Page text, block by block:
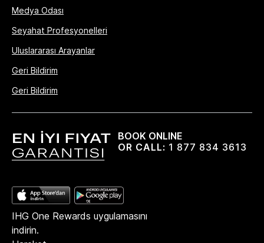
Medya Odası
Seyahat Profesyonelleri
Uluslararası Arayanlar
Geri Bildirim
Geri Bildirim
BOOK ONLINE
OR CALL: 1 877 834 3613
IHG One Rewards uygulamasını
indirin.